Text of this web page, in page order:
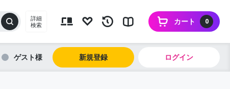
詳細
検索
0
カート
ゲスト 新規登録 ログイン